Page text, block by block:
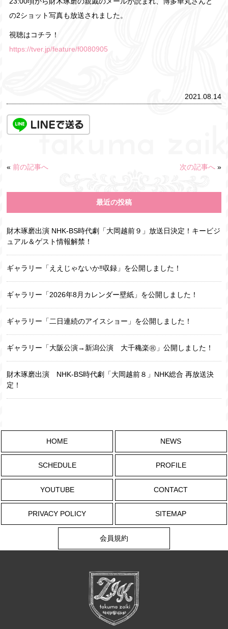
の2ショット写真も放送されました。
視聴はコチラ！
https://tver.jp/feature/f0080905
2021.08.14
«前の記事へ 次の記事へ»
最近の投稿
財木琢磨出演 NHK-BS時代劇「大岡越前９」放送日決定！キービジ
ュアル＆ゲスト情報解禁！
ギャラリー「ええじゃないか‼収録」を公開しました！
ギャラリー「2026年8月カレンダー壁紙」を公開しました！
ギャラリー「二日連続のアイスショー」を公開しました！
ギャラリー「大阪公演→新潟公演 大千穐楽㊗️」公開しました！
財木琢磨出演 NHK-BS時代劇「大岡越前８」NHK総合 再放送決
定！
HOME NEWS
SCHEDULE PROFILE
YOUTUBE CONTACT
PRIVACY POLICY SITEMAP
会員規約